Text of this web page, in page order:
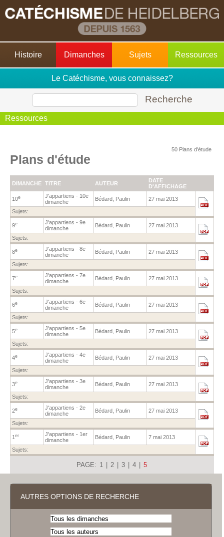
Histoire Dimanches Sujets Ressources
Le Catéchisme, vous connaissez?
Recherche
Ressources
50 Plans d'étude
Plans d'étude
DIMANCHE TITRE AUTEUR
DATE
D'AFFICHAGE
10e
J'appartiens - 10e
dimanche
Bédard, Paulin 27 mai 2013
Sujets:
9e
J'appartiens - 9e
dimanche
Bédard, Paulin 27 mai 2013
Sujets:
8e
J'appartiens - 8e
dimanche
Bédard, Paulin 27 mai 2013
Sujets:
7e
J'appartiens - 7e
dimanche
Bédard, Paulin 27 mai 2013
Sujets:
6e
J'appartiens - 6e
dimanche
Bédard, Paulin 27 mai 2013
Sujets:
5e
J'appartiens - 5e
dimanche
Bédard, Paulin 27 mai 2013
Sujets:
4e
J'appartiens - 4e
dimanche
Bédard, Paulin 27 mai 2013
Sujets:
3e
J'appartiens - 3e
dimanche
Bédard, Paulin 27 mai 2013
Sujets:
2e
J'appartiens - 2e
dimanche
Bédard, Paulin 27 mai 2013
Sujets:
1 er
J'appartiens - 1er
dimanche
Bédard, Paulin 7 mai 2013
Sujets:
PAGE: 1 | 2 | 3 | 4 | 5
AUTRES OPTIONS DE RECHERCHE